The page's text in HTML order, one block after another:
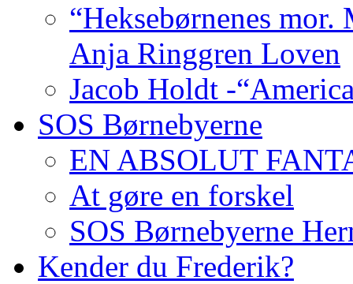
“Heksebørnenes
Anja Ringgren Loven
Jacob Holdt -
SOS Børnebyerne
EN ABSOLUT
At gøre en forskel
SOS Børnebyerne
Kender du Frederik?